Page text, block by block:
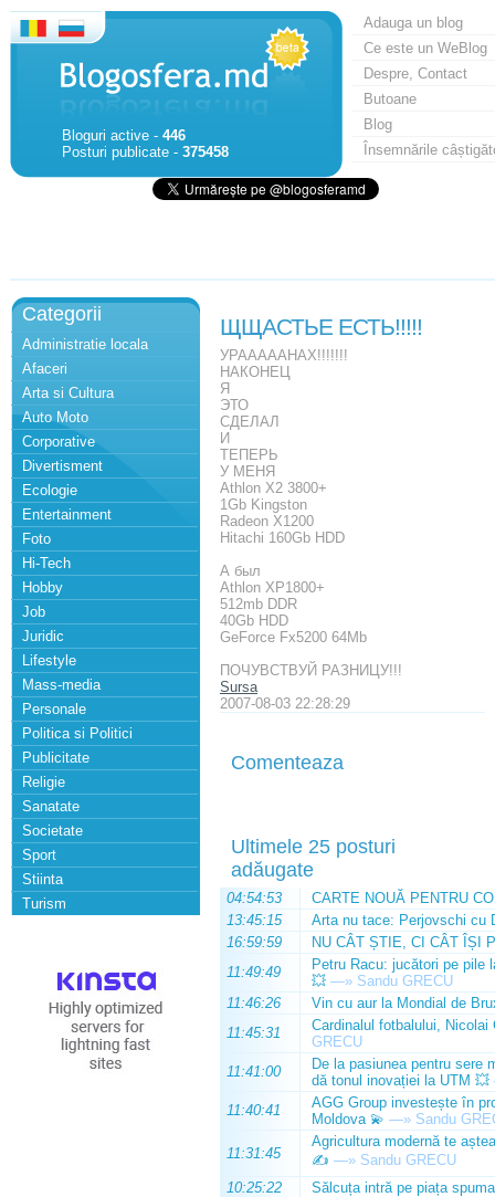
Bloguri active - 446
Posturi publicate - 375458
Adauga un blog
Ce este un WeBlog
Despre, Contact
Butoane
Blog
Însemnările
Categorii
Administratie locala
Afaceri
Arta si Cultura
Auto Moto
Corporative
Divertisment
Ecologie
Entertainment
Foto
Hi-Tech
Hobby
Job
Juridic
Lifestyle
Mass-media
Personale
Politica si Politici
Publicitate
Religie
Sanatate
Societate
Sport
Stiinta
Turism
ЩЩАСТЬЕ ЕСТЬ!!!!!
УРАААААНАХ!!!!!!!
НАКОНЕЦ
Я
ЭТО
СДЕЛАЛ
И
ТЕПЕРЬ
У МЕНЯ
Athlon X2 3800+
1Gb Kingston
Radeon X1200
Hitachi 160Gb HDD
А был
Athlon XP1800+
512mb DDR
40Gb HDD
GeForce Fx5200 64Mb
ПОЧУВСТВУЙ РАЗНИЦУ!!!
Sursa
2007-08-03 22:28:29
Comenteaza
Ultimele 25 posturi
adăugate
04:54:53
CARTE NOUĂ PENTRU
13:45:15
Arta nu tace: Perjovschi cu
16:59:59
NU CÂT ȘTIE, CI CÂT ÎȘI
11:49:49
Petru Racu: jucători pe pile
💥 —» Sandu GRECU
11:46:26
Vin cu aur la Mondial de
11:45:31
Cardinalul fotbalului,
GRECU
11:41:00
De la pasiunea pentru sere
dă tonul inovației la UTM 💥
11:40:41
AGG Group investește în
Moldova 💫 —» Sandu
11:31:45
Agricultura modernă te
✍️ —» Sandu GRECU
10:25:22
Sălcuța intră pe piața